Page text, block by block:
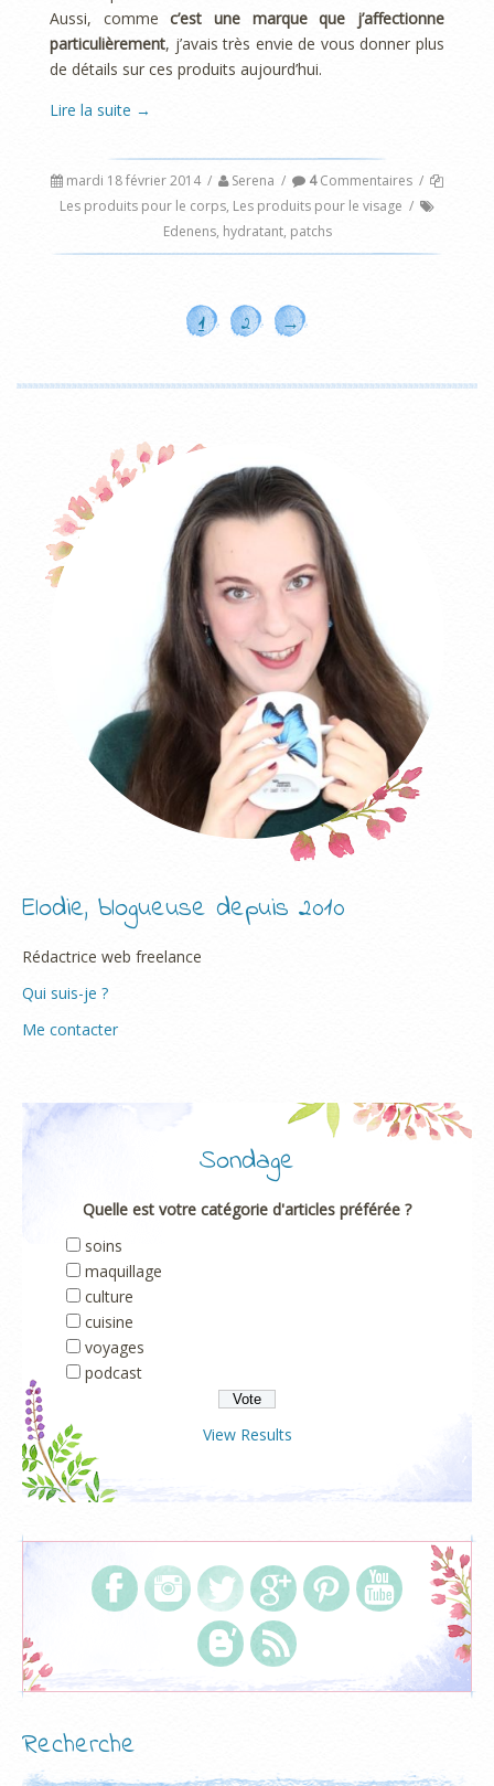
Aussi, commec’est une marque que j’affectionne
particulièrement, j’avais très envie de vous donner plus
de détails sur ces produits aujourd’hui.
Lire la suite →
mardi 18 février 2014 / Serena / 4Commentaires /
Les produits pour le corps, Les produits pour le visage /
Edenens, hydratant, patchs
1 2 →
Elodie, blogueuse depuis 2010
Rédactrice web freelance
Qui suis-je ?
Me contacter
Sondage
Quelle est votre catégorie d'articles préférée ?
soins
maquillage
culture
cuisine
voyages
podcast
View Results
Recherche